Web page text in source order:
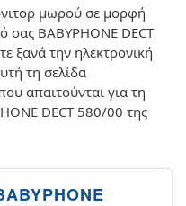
μωρού σε μορφή
σας BABYPHONE DECT
ξανά την ηλεκτρονική
τη σελίδα
απαιτούνται για τη
DECT 580/00 της